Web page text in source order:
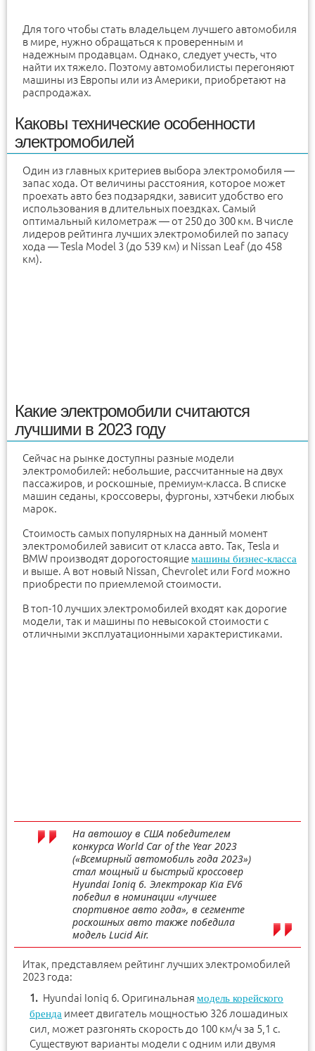
Для того чтобы стать владельцем лучшего автомобиля
в мире, нужно обращаться к проверенным и
надежным продавцам. Однако, следует учесть, что
найти их тяжело. Поэтому автомобилисты перегоняют
машины из Европы или из Америки, приобретают на
распродажах.
Каковы технические особенности
электромобилей
Один из главных критериев выбора электромобиля —
запас хода. От величины расстояния, которое может
проехать авто без подзарядки, зависит удобство его
использования в длительных поездках. Самый
оптимальный километраж — от 250 до 300 км. В числе
лидеров рейтинга лучших электромобилей по запасу
хода — Tesla Model 3 (до 539 км) и Nissan Leaf (до 458
км).
Какие электромобили считаются
лучшими в 2023 году
Сейчас на рынке доступны разные модели
электромобилей: небольшие, рассчитанные на двух
пассажиров, и роскошные, премиум-класса. В списке
машин седаны, кроссоверы, фургоны, хэтчбеки любых
марок.
Стоимость самых популярных на данный момент
электромобилей зависит от класса авто. Так, Tesla и
BMW производят дорогостоящиемашины бизнес-класса
и выше. А вот новый Nissan, Chevrolet или Ford можно
приобрести по приемлемой стоимости.
В топ-10 лучших электромобилей входят как дорогие
модели, так и машины по невысокой стоимости с
отличными эксплуатационными характеристиками.
На автошоу в США победителем
конкурса World Car of the Year 2023
(«Всемирный автомобиль года 2023»)
стал мощный и быстрый кроссовер
Hyundai Ioniq 6. Электрокар Kia EV6
победил в номинации «лучшее
спортивное авто года», в сегменте
роскошных авто также победила
модель Lucid Air.
Итак, представляем рейтинг лучших электромобилей
2023 года:
Hyundai Ioniq 6. Оригинальная модель корейского
бренда имеет двигатель мощностью 326 лошадиных
сил, может разгонять скорость до 100 км/ч за 5,1 с.
Существуют варианты модели с одним или двумя